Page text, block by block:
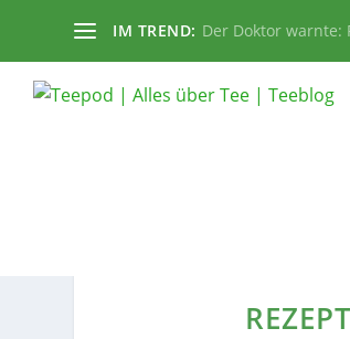
IM TREND: Der Doktor warnte: